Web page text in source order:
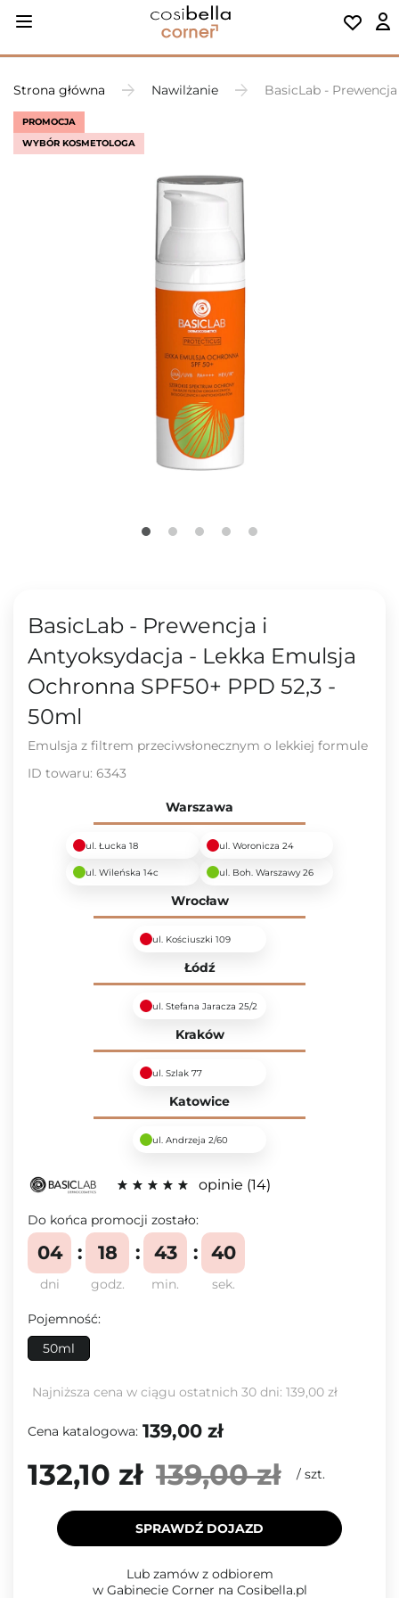
Strona główna Nawilżanie BasicLab -
PROMOCJA
WYBÓR KOSMETOLOGA
BasicLab - Prewencja i
Antyoksydacja - Lekka Emulsja
Ochronna SPF50+ PPD 52,3 -
50ml
Emulsja z filtrem przeciwsłonecznym o lekkiej formule
ID towaru: 6343
Warszawa
ul. Łucka 18 ul. Woronicza 24
ul. Wileńska 14c ul. Boh. Warszawy 26
Wrocław
ul. Kościuszki 109
Łódź
ul. Stefana Jaracza 25/2
Kraków
ul. Szlak 77
Katowice
ul. Andrzeja 2/60
opinie 14
Do końca promocji zostało:
dni
04
godz.
18
min.
43
sek.
39
Pojemność:
50ml
Najniższa cena w ciągu ostatnich 30 dni: 139,00 zł
Cena katalogowa: 139,00 zł
132,10 zł 139,00 zł / szt.
SPRAWDŹ DOJAZD
Lub zamów z odbiorem
w Gabinecie Corner na Cosibella.pl